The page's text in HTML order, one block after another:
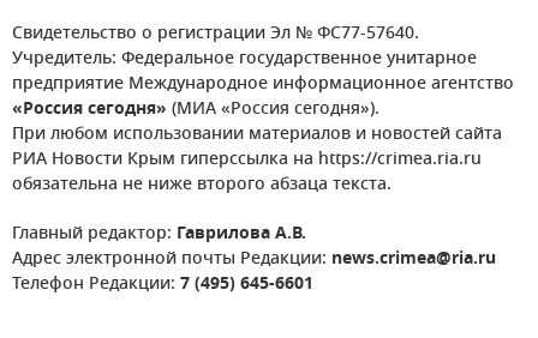
Свидетельство о регистрации Эл № ФС77-57640.
Учредитель: Федеральное государственное унитарное
предприятие Международное информационное агентство
«Россия сегодня» (МИА «Россия сегодня»).
При любом использовании материалов и новостей сайта
РИА Новости Крым гиперссылка на https://crimea.ria.ru
обязательна не ниже второго абзаца текста.
Главный редактор: Гаврилова А.В.
Адрес электронной почты Редакции: news.crimea@ria.ru
Телефон Редакции: 7 (495) 645-6601